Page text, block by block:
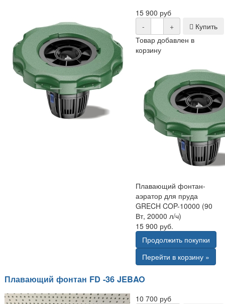
15 900 руб
-
+
Купить
Товар добавлен в
корзину
Плавающий фонтан-
аэратор для пруда
GRECH COP-10000 (90
Вт, 20000 л/ч)
15 900 руб.
Продолжить покупки
Перейти в корзину »
Плавающий фонтан FD -36 JEBAO
10 700 руб